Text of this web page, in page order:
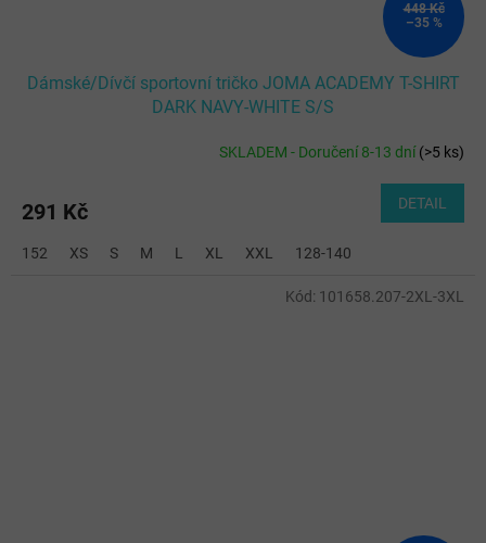
448 Kč
–35 %
Dámské/Dívčí sportovní tričko JOMA ACADEMY T-SHIRT
DARK NAVY-WHITE S/S
SKLADEM - Doručení 8-13 dní(>5 ks)
291 Kč DETAIL
152 XS S M L XL XXL 128-140
Kód: 101658.207-2XL-3XL